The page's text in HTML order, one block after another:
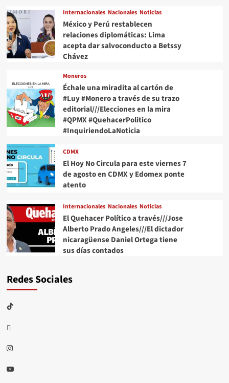
Internacionales Nacionales Noticias
México y Perú restablecen
relaciones diplomáticas: Lima
acepta dar salvoconducto a Betssy
Chávez
Moneros
Échale una miradita al cartón de
#Luy #Monero a través de su trazo
editorial///Elecciones en la mira
#QPMX #QuehacerPolitico
#InquiriendoLaNoticia
CDMX
El Hoy No Circula para este viernes 7
de agosto en CDMX y Edomex ponte
atento
Internacionales Nacionales Noticias
El Quehacer Político a través///Jose
Alberto Prado Angeles///El dictador
nicaragüense Daniel Ortega tiene
sus días contados
Redes Sociales
TikTok
threads
Instagram
Youtube